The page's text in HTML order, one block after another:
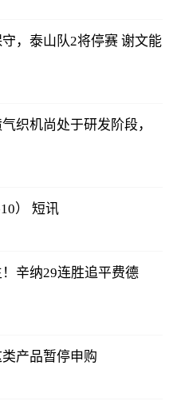
，泰山队2将停赛 谢文能
织机尚处于研发阶段，
） 短讯
辛纳29连胜追平费德
产品暂停申购